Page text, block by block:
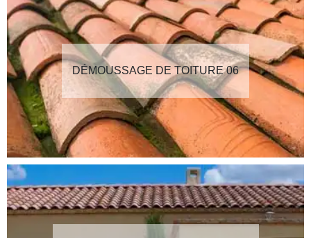
DÉMOUSSAGE DE TOITURE 06